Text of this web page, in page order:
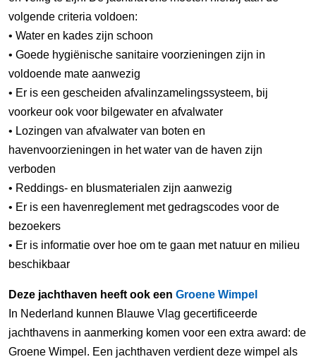
volgende criteria voldoen:
• Water en kades zijn schoon
• Goede hygiënische sanitaire voorzieningen zijn in
voldoende mate aanwezig
• Er is een gescheiden afvalinzamelingssysteem, bij
voorkeur ook voor bilgewater en afvalwater
• Lozingen van afvalwater van boten en
havenvoorzieningen in het water van de haven zijn
verboden
• Reddings- en blusmaterialen zijn aanwezig
• Er is een havenreglement met gedragscodes voor de
bezoekers
• Er is informatie over hoe om te gaan met natuur en milieu
beschikbaar
Deze jachthaven heeft ook een Groene Wimpel
In Nederland kunnen Blauwe Vlag gecertificeerde
jachthavens in aanmerking komen voor een extra award: de
Groene Wimpel. Een jachthaven verdient deze wimpel als